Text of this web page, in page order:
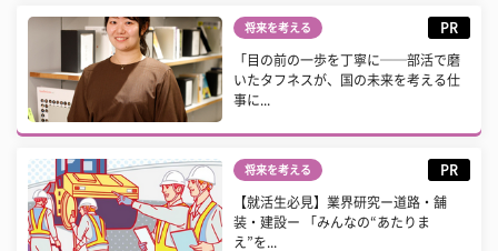
将来を考える PR
「目の前の一歩を丁寧に──部活で磨
いたタフネスが、国の未来を考える仕
事に...
将来を考える PR
【就活生必見】業界研究ー道路・舗
装・建設ー 「みんなの“あたりま
え”を...